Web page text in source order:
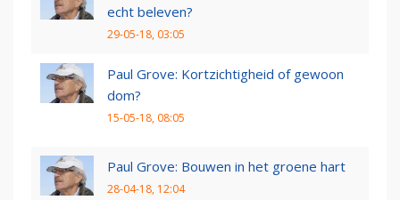
echt beleven?
29-05-18, 03:05
Paul Grove: Kortzichtigheid of gewoon
dom?
15-05-18, 08:05
Paul Grove: Bouwen in het groene hart
28-04-18, 12:04